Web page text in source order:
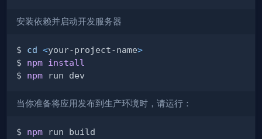
安装依赖并启动开发服务器
$ cd <your-project-name>
$ npm install
$ npm
当你准备将应用发布到生产环境时，请运行：
$ npm